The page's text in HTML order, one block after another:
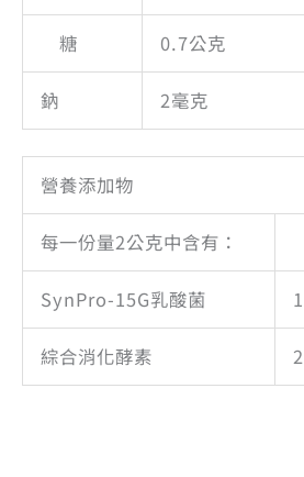
糖 0.7公克
鈉 2毫克
營養添加物
每一份量2公克中含有：
SynPro-15G乳酸菌
綜合消化酵素